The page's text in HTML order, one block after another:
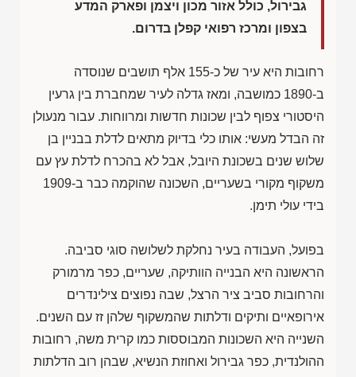
גבירול, כולל אזור מכון ויצמן ופארק המדע
בצפון ומרכז רפואי קפלן בדרום.
רחובות היא עיר של כ-155 אלף תושבים שנוסדה
ב-1890 כמושבה, ומאז גדלה לעיר שמחברת בין גרעין
היסטורי צפוף לבין שכונות חדשות ומרווחות. עבור מנעולן
זה הבדל מעשי: אותו כלי בדיוק מתאים לדלת בבניין בן
שלוש שנים בשכונת היובל, אבל לא בהכרח לדלת עץ עם
משקוף מקורי בשעריים, השכונה שהוקמה כבר ב-1909
בידי עולי תימן.
בפועל, העבודה בעיר נחלקת לשלושה סוגי סביבה.
הראשונה היא הבנייה הוותיקה, שעריים, כפר מרמורק
והרחובות סביב ציר הרצל, שבה נפוצים צילינדרים
אירופאיים ותיקים ודלתות שהמשקוף שלהן זז עם השנים.
השנייה היא השכונות המבוססות כמו קרית משה, רחובות
ההולנדית, כפר גבירול ואחוזת הנשיא, שבהן רוב הדלתות